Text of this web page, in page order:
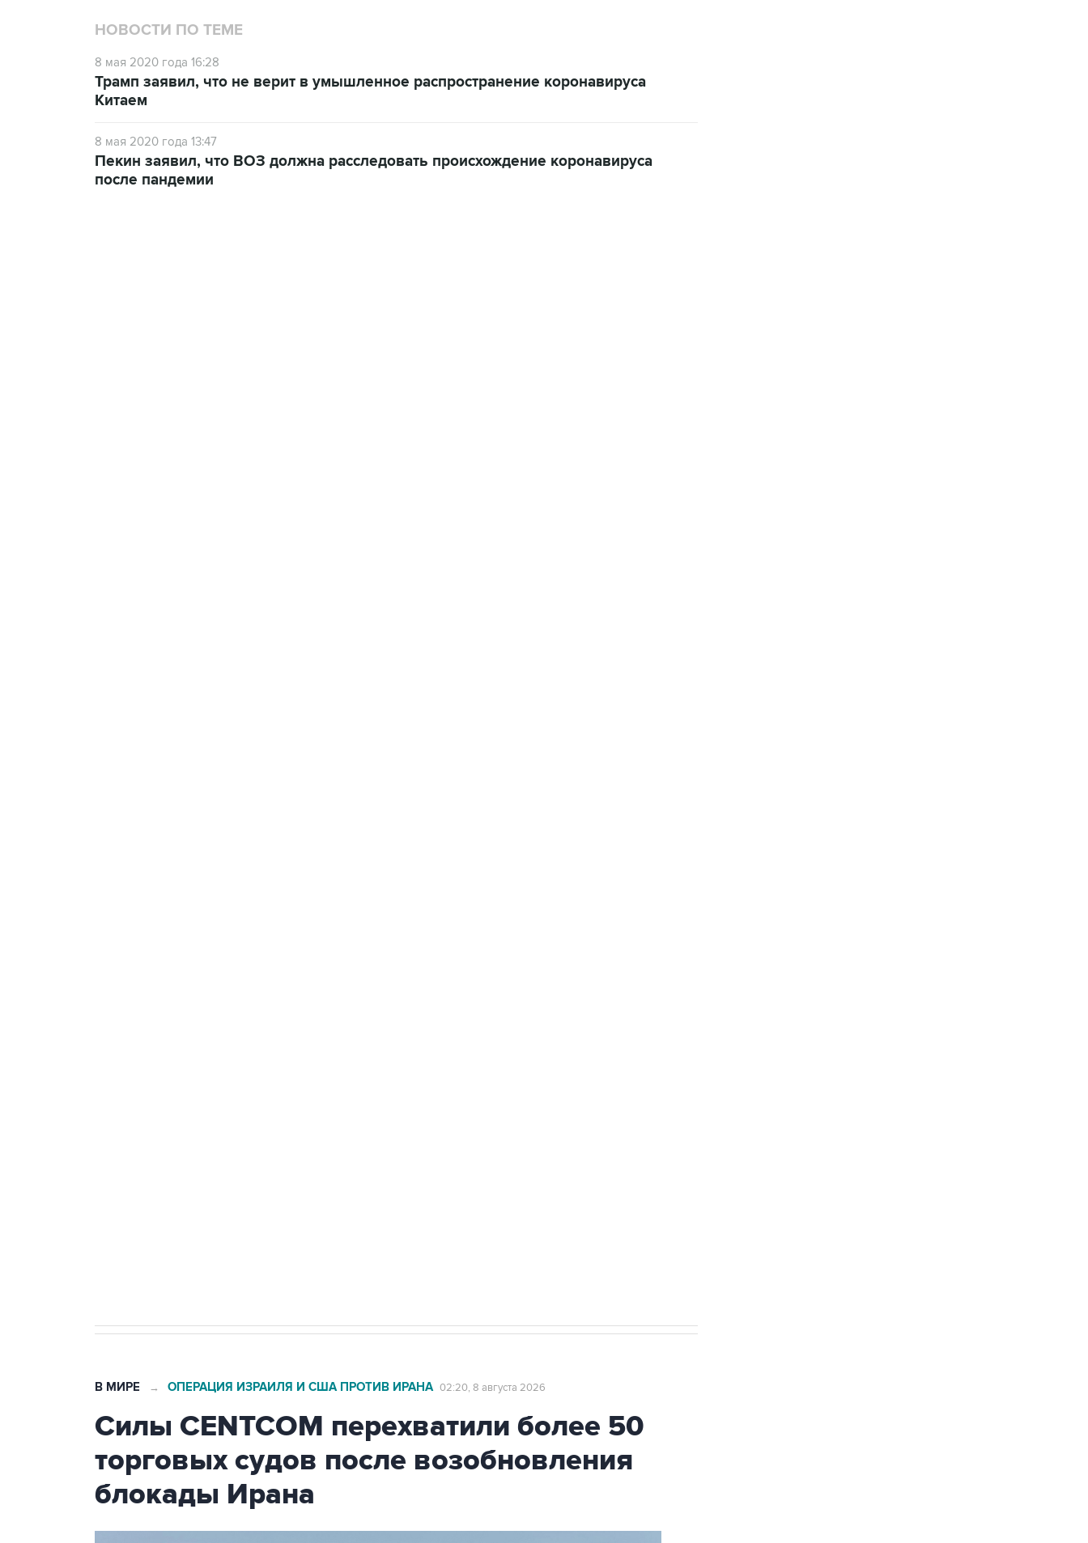
НОВОСТИ ПО ТЕМЕ
8 мая 2020 года 16:28
Трамп заявил, что не верит в умышленное распространение коронавируса
Китаем
8 мая 2020 года 13:47
Пекин заявил, что ВОЗ должна расследовать происхождение коронавируса
после пандемии
В МИРЕ → ОПЕРАЦИЯ ИЗРАИЛЯ И США ПРОТИВ ИРАНА 02:20, 8 августа 2026
Силы CENTCOM перехватили более 50
торговых судов после возобновления
блокады Ирана